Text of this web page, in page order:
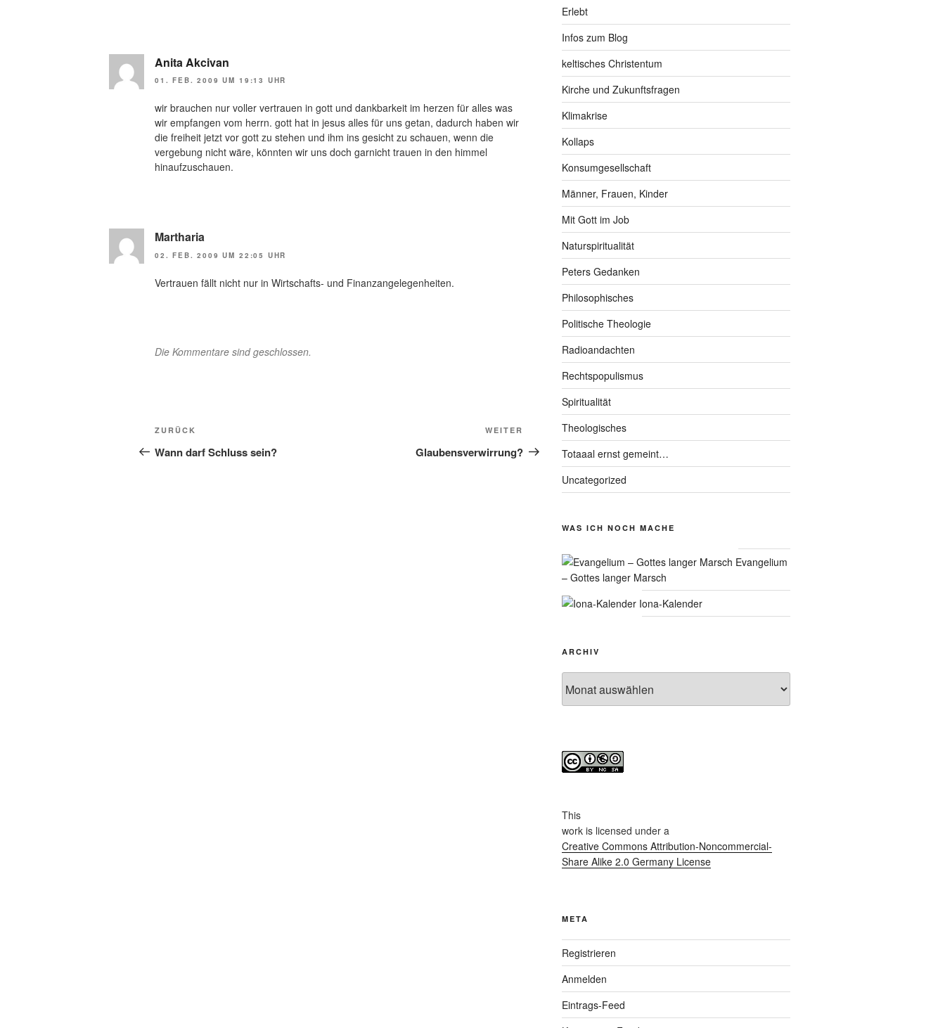
Anita Akcivan
01. FEB. 2009 UM 19:13 UHR
wir brauchen nur voller vertrauen in gott und dankbarkeit im herzen für alles was
wir empfangen vom herrn. gott hat in jesus alles für uns getan, dadurch haben wir
die freiheit jetzt vor gott zu stehen und ihm ins gesicht zu schauen, wenn die
vergebung nicht wäre, könnten wir uns doch garnicht trauen in den himmel
hinaufzuschauen.
Martharia
02. FEB. 2009 UM 22:05 UHR
Vertrauen fällt nicht nur in Wirtschafts- und Finanzangelegenheiten.
Die Kommentare sind geschlossen.
Beitragsnavigation
Vorheriger
Beitrag
ZURÜCK
Wann darf Schluss sein?
Nächster
Beitrag
WEITER
Glaubensverwirrung?
Erlebt
Infos zum Blog
keltisches Christentum
Kirche und Zukunftsfragen
Klimakrise
Kollaps
Konsumgesellschaft
Männer, Frauen, Kinder
Mit Gott im Job
Naturspiritualität
Peters Gedanken
Philosophisches
Politische Theologie
Radioandachten
Rechtspopulismus
Spiritualität
Theologisches
Totaaal ernst gemeint…
Uncategorized
WAS ICH NOCH MACHE
Evangelium
– Gottes langer Marsch
Iona-Kalender
ARCHIV
This
workis licensed under a
Creative Commons Attribution-Noncommercial-
Share Alike 2.0 Germany License
META
Registrieren
Anmelden
Eintrags-Feed